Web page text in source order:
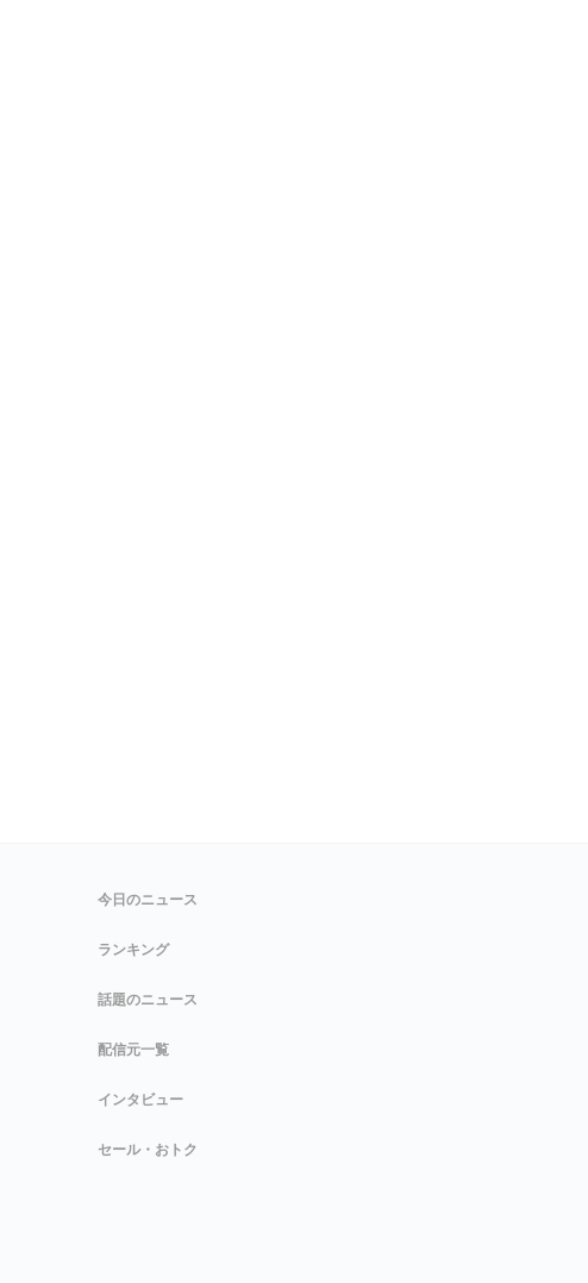
今日のニュース
ランキング
話題のニュース
配信元一覧
インタビュー
セール・おトク